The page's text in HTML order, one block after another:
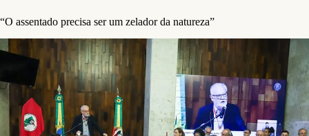
“O assentado precisa ser um zelador da natureza”